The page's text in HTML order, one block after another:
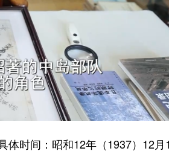
时间：昭和12年（1937）12月